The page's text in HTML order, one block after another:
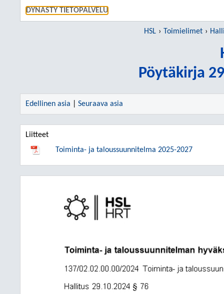
DYNASTY TIETOPALVELU
HSL Toimielimet
Pöytäkirja
Edellinen asia Seuraava asia
Liitteet
Toiminta- ja taloussuunnitelma 2025-2027